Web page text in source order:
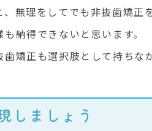
無理をしてでも非抜歯矯正
納得できないと思います。
矯正も選択肢として持ちな
しましょう